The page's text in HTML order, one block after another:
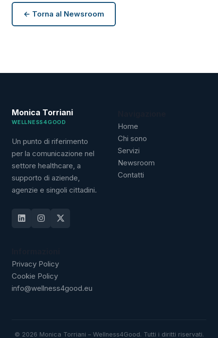
← Torna al Newsroom
Monica Torriani
WELLNESS4GOOD
Un punto di riferimento
per la comunicazione nel
settore healthcare, a
supporto di aziende,
agenzie e singoli cittadini.
Home
Chi sono
Servizi
Newsroom
Contatti
Privacy Policy
Cookie Policy
info@wellness4good.eu
© 2026 Monica Torriani – Wellness4Good. Tutti i diritti riservati.